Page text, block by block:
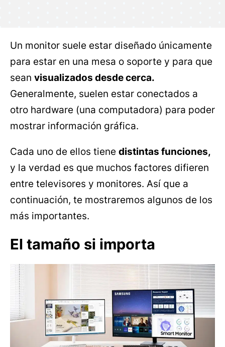
Un monitor suele estar diseñado únicamente
para estar en una mesa o soporte y para que
sean visualizados desde cerca.
Generalmente, suelen estar conectados a
otro hardware (una computadora) para poder
mostrar información gráfica.
Cada uno de ellos tiene distintas funciones,
y la verdad es que muchos factores difieren
entre televisores y monitores. Así que a
continuación, te mostraremos algunos de los
más importantes.
El tamaño si importa